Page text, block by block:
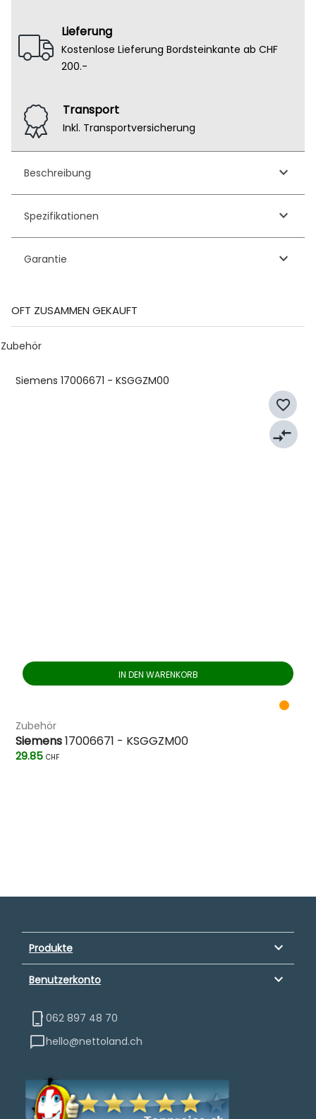
Lieferung
Kostenlose Lieferung Bordsteinkante ab CHF
200.-
Transport
Inkl. Transportversicherung
Beschreibung keyboard_arrow_down
Spezifikationen keyboard_arrow_down
Garantie keyboard_arrow_down
OFT ZUSAMMEN GEKAUFT
Zubehör
Siemens 17006671 - KSGGZM00
IN DEN WARENKORB
Zubehör
Siemens17006671 - KSGGZM00
29.85 CHF
favorite_border
compare_arrows
Produkte keyboard_arrow_down
Benutzerkonto keyboard_arrow_down
062 897 48 70
hello@nettoland.ch